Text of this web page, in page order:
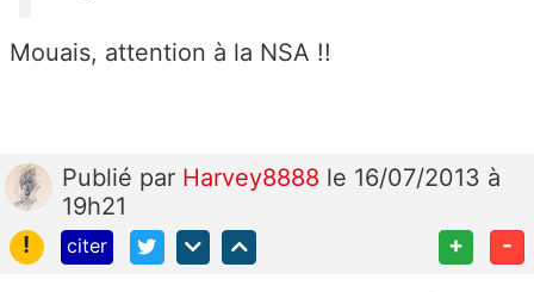
Mouais, attention à la NSA !!
Publié par Harvey8888 le 16/07/2013 à
19h21
!
citer + -